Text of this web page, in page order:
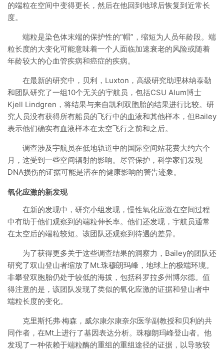
的端粒在空间中变得更长，然后在他回到地球后恢复到近常长
度。
端粒是染色体末端的保护性的“帽”，缩短为人员年龄段。端
粒长度的大变化可能意味着一个人面临加速衰老的风险或随着
年龄较大的心血管疾病和癌症的疾病。
在最新的研究中，贝利，Luxton，高级研究助理林纳泰勒
和团队研究了一组10个无关的宇航员，包括CSU Alum博士
Kjell Lindgren，将结果与来自凯利双胞胎的结果进行比较。研
究人员没有获得所有船员的飞行中的血液和其他样本，但Bailey
表示他们确实有血液样本在太空飞行之前和之后。
调查涉及宇航员在低地轨道中的国际空间站花费大约六个
月，这受到一些空间辐射的影响。尽管保护，科学家们发现
DNA损伤的证据可能是潜在的健康影响的警告迹象。
氧化应激的新发现
在新的发现中，研究小组发现，慢性氧化应激在空间过程
中有助于他们观察到的端粒伸长率。他们还发现，宇航员通常
在太空后的端粒较短。该团队还观察到待遇的差异。
为了获得更多关于这些调查结果的洞察力，Bailey的团队还
研究了双山登山者缩放了Mt.珠穆朗玛峰，地球上的极端环境。
非攀登双胞胎仍处于较低的海拔，包括科罗拉多州博尔德。值
得注意的是，该团队发现了类似的氧化应激的证据和登山者中
端粒长度的变化。
克里斯托弗·梅森，威尔康尔康奈尔医学副教授和贝利的共
同作者，在Mt上进行了基因表达分析。珠穆朗玛峰登山者。他
发现了一种依赖于端粒酶的重组的重组途径的证据，以导致较